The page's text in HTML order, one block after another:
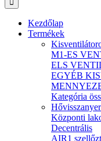
Kezdőlap
Termékek
M1-ES
ELS
EGYÉB
Kategória
Központi
Decentrális
AIR1